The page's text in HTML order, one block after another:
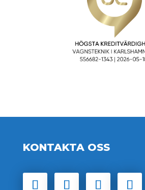
KONTAKTA OSS